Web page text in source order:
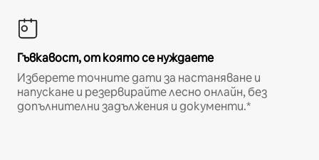
Гъвкавост, от която се нуждаете
Изберете точните дати за настаняване и
напускане и резервирайте лесно онлайн, без
допълнителни задължения и документи.*